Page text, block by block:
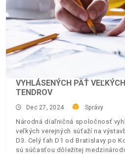
VYHLÁSENÝCH PÄŤ
TENDROV
Dec 27, 2024 Správy
Národná diaľničná spoločnosť
veľkých verejných súťaží na
D3. Celý ťah D1 od Bratislavy po
sú súčasťou dôležitej